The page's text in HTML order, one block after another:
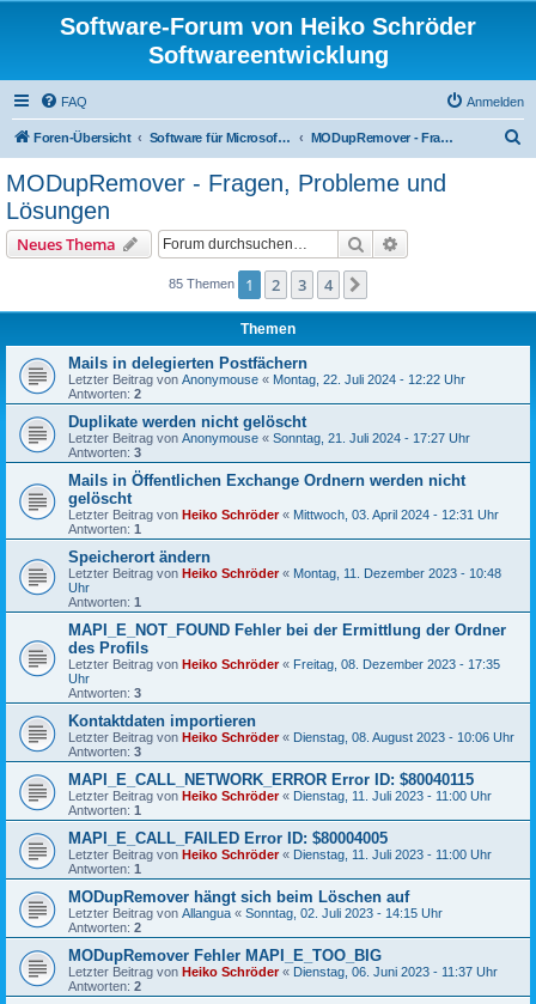
Software-Forum von Heiko Schröder
Softwareentwicklung
FAQ Anmelden
Foren-Übersicht Software für Microsoft Outlook MODupRemover - Fragen, Probleme und Lösungen
MODupRemover - Fragen, Probleme und
Lösungen
Neues Thema Suche
85 Themen 1 2 3 4
Themen
Mails in delegierten Postfächern
Letzter Beitrag von Anonymouse « Montag, 22. Juli 2024 - 12:22 Uhr
Antworten: 2
Duplikate werden nicht gelöscht
Letzter Beitrag von Anonymouse « Sonntag, 21. Juli 2024 - 17:27 Uhr
Antworten: 3
Mails in Öffentlichen Exchange Ordnern werden nicht
gelöscht
Letzter Beitrag von Heiko Schröder« Mittwoch, 03. April 2024 - 12:31 Uhr
Antworten: 1
Speicherort ändern
Letzter Beitrag von Heiko Schröder« Montag, 11. Dezember 2023 - 10:48
Uhr
Antworten: 1
MAPI_E_NOT_FOUND Fehler bei der Ermittlung der Ordner
des Profils
Letzter Beitrag von Heiko Schröder« Freitag, 08. Dezember 2023 - 17:35
Uhr
Antworten: 3
Kontaktdaten importieren
Letzter Beitrag von Heiko Schröder« Dienstag, 08. August 2023 - 10:06 Uhr
Antworten: 3
MAPI_E_CALL_NETWORK_ERROR Error ID: $80040115
Letzter Beitrag von Heiko Schröder« Dienstag, 11. Juli 2023 - 11:00 Uhr
Antworten: 1
MAPI_E_CALL_FAILED Error ID: $80004005
Letzter Beitrag von Heiko Schröder« Dienstag, 11. Juli 2023 - 11:00 Uhr
Antworten: 1
MODupRemover hängt sich beim Löschen auf
Letzter Beitrag von Allangua « Sonntag, 02. Juli 2023 - 14:15 Uhr
Antworten: 2
MODupRemover Fehler MAPI_E_TOO_BIG
Letzter Beitrag von Heiko Schröder« Dienstag, 06. Juni 2023 - 11:37 Uhr
Antworten: 2